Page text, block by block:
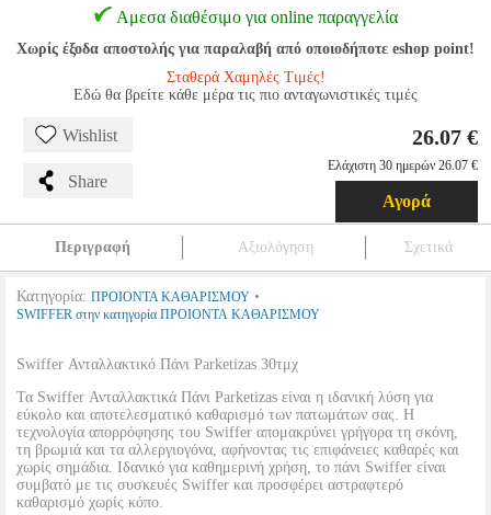
Αμεσα διαθέσιμο για online παραγγελία
Χωρίς έξοδα αποστολής για παραλαβή από οποιοδήποτε eshop point!
Σταθερά Χαμηλές Τιμές!
Εδώ θα βρείτε κάθε μέρα τις πιο ανταγωνιστικές τιμές
Wishlist
Share
26.07 €
Ελάχιστη 30 ημερών 26.07 €
Αγορά
Περιγραφή Αξιολόγηση Σχετικά
Κατηγορία: ΠΡΟΙΟΝΤΑ ΚΑΘΑΡΙΣΜΟΥ •
SWIFFER στην κατηγορία ΠΡΟΙΟΝΤΑ ΚΑΘΑΡΙΣΜΟΥ
Swiffer Ανταλλακτικό Πάνι Parketizas 30τμχ
Τα Swiffer Ανταλλακτικά Πάνι Parketizas είναι η ιδανική λύση για
εύκολο και αποτελεσματικό καθαρισμό των πατωμάτων σας. Η
τεχνολογία απορρόφησης του Swiffer απομακρύνει γρήγορα τη σκόνη,
τη βρωμιά και τα αλλεργιογόνα, αφήνοντας τις επιφάνειες καθαρές και
χωρίς σημάδια. Ιδανικό για καθημερινή χρήση, το πάνι Swiffer είναι
συμβατό με τις συσκευές Swiffer και προσφέρει αστραφτερό
καθαρισμό χωρίς κόπο.